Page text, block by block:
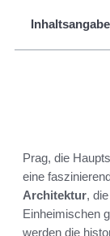
Inhaltsangabe
Prag, die
eine
Architektur,
Einheimischen
werden die